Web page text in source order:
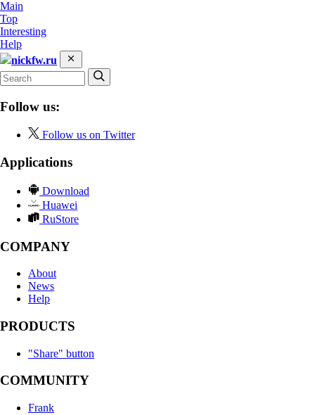
Main
Top
Interesting
Help
nickfw.ru
Follow us:
Follow us on Twitter
Applications
Download
Huawei
RuStore
COMPANY
About
News
Help
PRODUCTS
"Share" button
COMMUNITY
Frank